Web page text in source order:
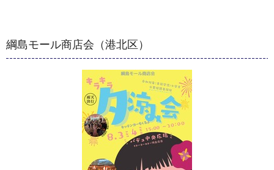
綱島モール商店会（港北区）